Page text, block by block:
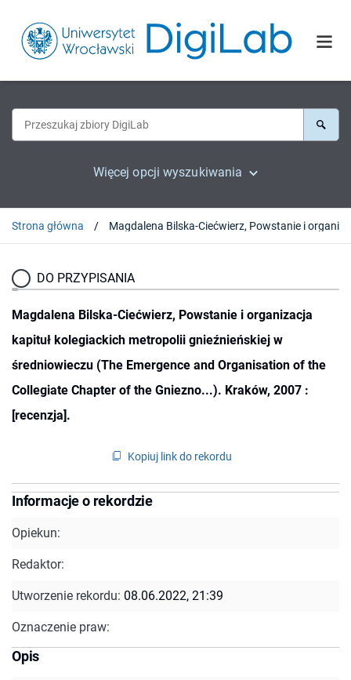
Więcej opcji wyszukiwania
Strona główna
DO PRZYPISANIA
Magdalena Bilska-Ciećwierz, Powstanie i organizacja
kapituł kolegiackich metropolii gnieźnieńskiej w
średniowieczu (The Emergence and Organisation of the
Collegiate Chapter of the Gniezno...). Kraków, 2007 :
[recenzja].
Kopiuj link do rekordu
Informacje o rekordzie
Opiekun:
Redaktor:
Utworzenie rekordu: 08.06.2022, 21:39
Oznaczenie praw:
Opis